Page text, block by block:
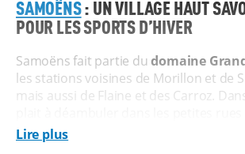
SAMOËNS: UN VILLAGE HAUT
POUR LES SPORTS D’HIVER
Samoëns fait partie dudomaine
les stations voisines de Morillon et de
mais aussi de Flaine et des Carroz.
à déguster un verre à l’après-ski, à
repas au restaurant, mais aussi à
Lire plus